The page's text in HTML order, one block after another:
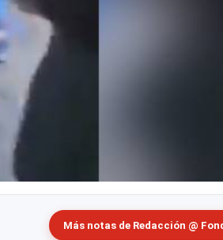
Más notas de Redacción @